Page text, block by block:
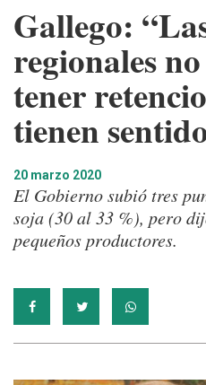
Gallego:
regionales
tener
tienen
20 marzo 2020
El Gobierno subió tres
soja (30 al 33 %), pero
pequeños productores.